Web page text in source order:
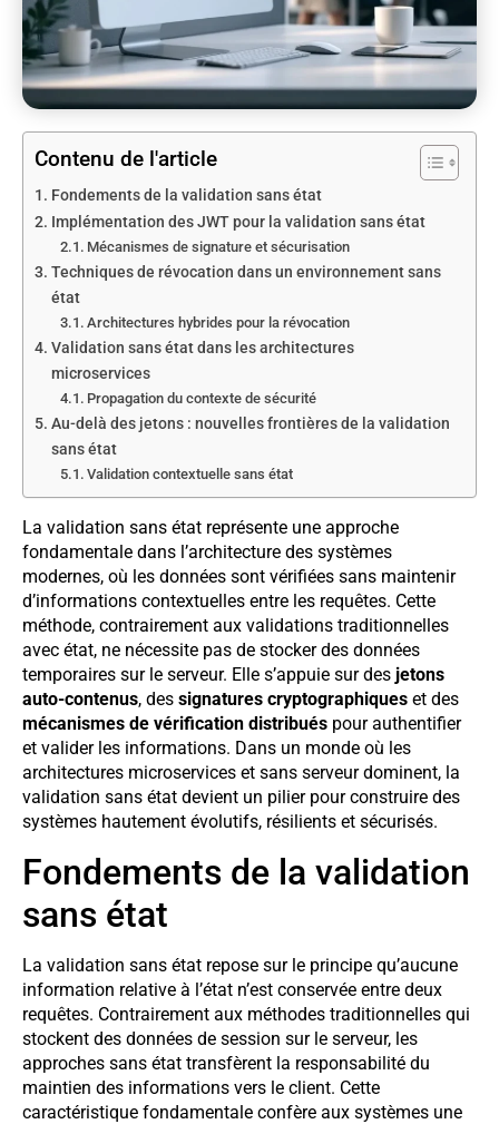
Contenu de l'article
Fondements de la validation sans état
Implémentation des JWT pour la validation sans état
Mécanismes de signature et sécurisation
Techniques de révocation dans un environnement sans
état
Architectures hybrides pour la révocation
Validation sans état dans les architectures
microservices
Propagation du contexte de sécurité
Au-delà des jetons : nouvelles frontières de la validation
sans état
Validation contextuelle sans état
La validation sans état représente une approche
fondamentale dans l’architecture des systèmes
modernes, où les données sont vérifiées sans maintenir
d’informations contextuelles entre les requêtes. Cette
méthode, contrairement aux validations traditionnelles
avec état, ne nécessite pas de stocker des données
temporaires sur le serveur. Elle s’appuie sur des jetons
auto-contenus, des signatures cryptographiques et des
mécanismes de vérification distribués pour authentifier
et valider les informations. Dans un monde où les
architectures microservices et sans serveur dominent, la
validation sans état devient un pilier pour construire des
systèmes hautement évolutifs, résilients et sécurisés.
Fondements de la validation
sans état
La validation sans état repose sur le principe qu’aucune
information relative à l’état n’est conservée entre deux
requêtes. Contrairement aux méthodes traditionnelles qui
stockent des données de session sur le serveur, les
approches sans état transfèrent la responsabilité du
maintien des informations vers le client. Cette
caractéristique fondamentale confère aux systèmes une